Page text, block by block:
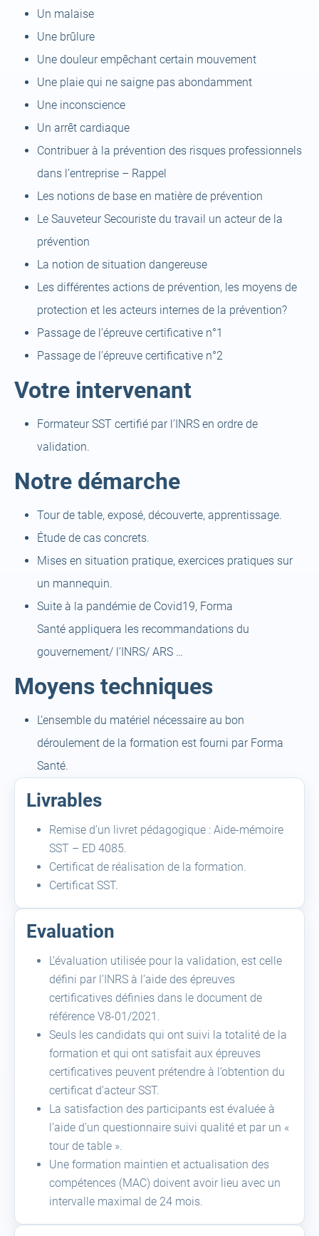
Un malaise
Une brûlure
Une douleur empêchant certain mouvement
Une plaie qui ne saigne pas abondamment
Une inconscience
Un arrêt cardiaque
Contribuer à la prévention des risques professionnels
dans l’entreprise – Rappel
Les notions de base en matière de prévention
Le Sauveteur Secouriste du travail un acteur de la
prévention
La notion de situation dangereuse
Les différentes actions de prévention, les moyens de
protection et les acteurs internes de la prévention?
Passage de l’épreuve certificative n°1
Passage de l’épreuve certificative n°2
Votre intervenant
Formateur SST certifié par l’INRS en ordre de
validation.
Notre démarche
Tour de table, exposé, découverte, apprentissage.
Étude de cas concrets.
Mises en situation pratique, exercices pratiques sur
un mannequin.
Suite à la pandémie de Covid19, Forma
Santé appliquera les recommandations du
gouvernement/ l’INRS/ ARS …
Moyens techniques
L’ensemble du matériel nécessaire au bon
déroulement de la formation est fourni par Forma
Santé.
Livrables
Remise d’un livret pédagogique : Aide-mémoire
SST – ED 4085.
Certificat de réalisation de la formation.
Certificat SST.
Evaluation
L’évaluation utilisée pour la validation, est celle
défini par l’INRS à l’aide des épreuves
certificatives définies dans le document de
référence V8-01/2021.
Seuls les candidats qui ont suivi la totalité de la
formation et qui ont satisfait aux épreuves
certificatives peuvent prétendre à l’obtention du
certificat d’acteur SST.
La satisfaction des participants est évaluée à
l’aide d’un questionnaire suivi qualité et par un «
tour de table ».
Une formation maintien et actualisation des
compétences (MAC) doivent avoir lieu avec un
intervalle maximal de 24 mois.